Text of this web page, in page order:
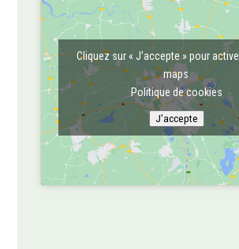
Cliquez sur « J’accepte » pour
maps
Politique de cookies
J’accepte